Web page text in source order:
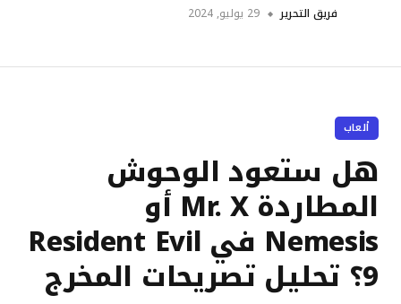
فريق التحرير 29 يوليو, 2024
ألعاب
هل ستعود الوحوش
المطاردة Mr. X أو
Nemesis في Resident Evil
9؟ تحليل تصريحات المخرج